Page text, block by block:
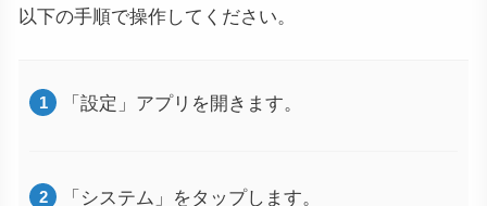
以下の手順で操作してください。
「設定」アプリを開きます。
「システム」をタップします。